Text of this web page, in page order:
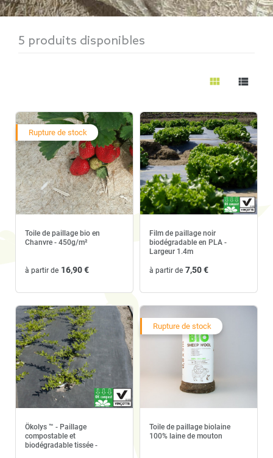
une solution écologique et naturelle pour
nourrissant. En se décomposant
nutriments. Le paillage naturel est devenu un
de l'environnement.
5 produits disponibles
view_module view_list
Rupture de stock
Toile de paillage bio en
Chanvre - 450g/m²
à partir de 16,90 €
Film de paillage noir
biodégradable en PLA -
Largeur 1.4m
à partir de 7,50 €
Ökolys ™ - Paillage
compostable et
biodégradable tissée -
Rupture de stock
Toile de paillage biolaine
100% laine de mouton